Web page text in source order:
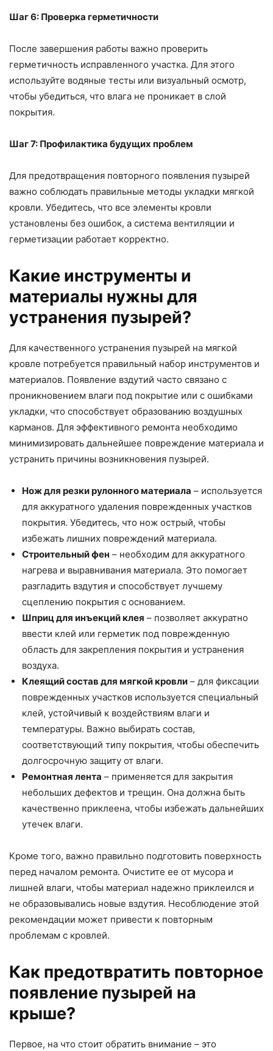
Шаг 6: Проверка герметичности
После завершения работы важно проверить
герметичность исправленного участка. Для этого
используйте водяные тесты или визуальный осмотр,
чтобы убедиться, что влага не проникает в слой
покрытия.
Шаг 7: Профилактика будущих проблем
Для предотвращения повторного появления пузырей
важно соблюдать правильные методы укладки мягкой
кровли. Убедитесь, что все элементы кровли
установлены без ошибок, а система вентиляции и
герметизации работает корректно.
Какие инструменты и
материалы нужны для
устранения пузырей?
Для качественного устранения пузырей на мягкой
кровле потребуется правильный набор инструментов и
материалов. Появление вздутий часто связано с
проникновением влаги под покрытие или с ошибками
укладки, что способствует образованию воздушных
карманов. Для эффективного ремонта необходимо
минимизировать дальнейшее повреждение материала и
устранить причины возникновения пузырей.
Нож для резки рулонного материала – используется
для аккуратного удаления поврежденных участков
покрытия. Убедитесь, что нож острый, чтобы
избежать лишних повреждений материала.
Строительный фен – необходим для аккуратного
нагрева и выравнивания материала. Это помогает
разгладить вздутия и способствует лучшему
сцеплению покрытия с основанием.
Шприц для инъекций клея – позволяет аккуратно
ввести клей или герметик под поврежденную
область для закрепления покрытия и устранения
воздуха.
Клеящий состав для мягкой кровли – для фиксации
поврежденных участков используется специальный
клей, устойчивый к воздействиям влаги и
температуры. Важно выбирать состав,
соответствующий типу покрытия, чтобы обеспечить
долгосрочную защиту от влаги.
Ремонтная лента – применяется для закрытия
небольших дефектов и трещин. Она должна быть
качественно приклеена, чтобы избежать дальнейших
утечек влаги.
Кроме того, важно правильно подготовить поверхность
перед началом ремонта. Очистите ее от мусора и
лишней влаги, чтобы материал надежно приклеился и
не образовывались новые вздутия. Несоблюдение этой
рекомендации может привести к повторным
проблемам с кровлей.
Как предотвратить повторное
появление пузырей на
крыше?
Первое, на что стоит обратить внимание – это